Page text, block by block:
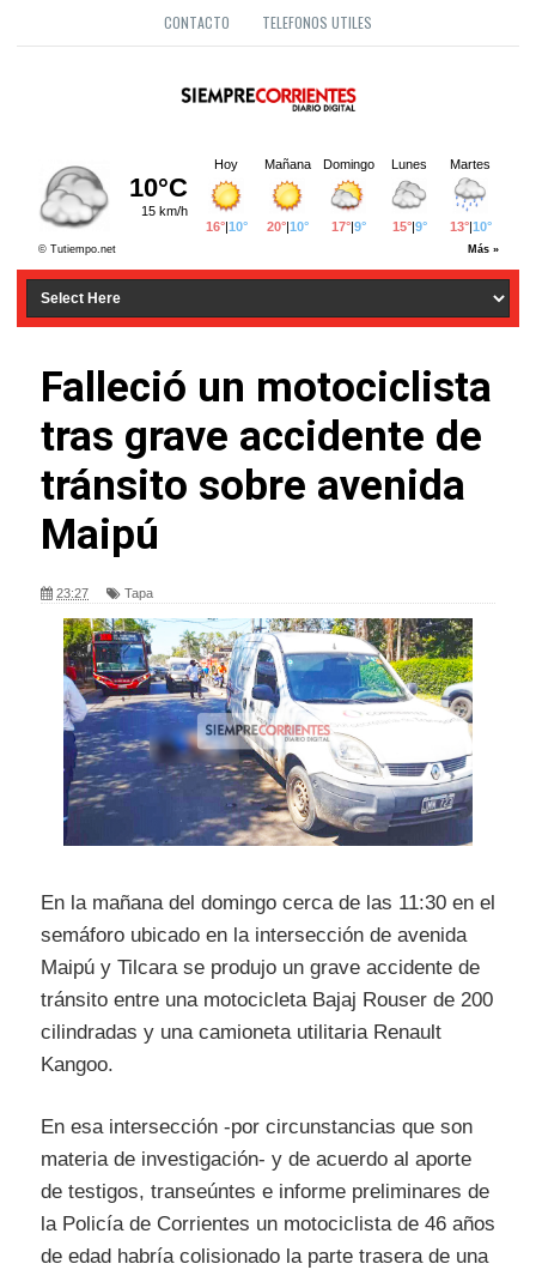
CONTACTO TELEFONOS UTILES
Falleció un motociclista
tras grave accidente de
tránsito sobre avenida
Maipú
23:27 Tapa
En la mañana del domingo cerca de las 11:30 en el
semáforo ubicado en la intersección de avenida
Maipú y Tilcara se produjo un grave accidente de
tránsito entre una motocicleta Bajaj Rouser de 200
cilindradas y una camioneta utilitaria Renault
Kangoo.
En esa intersección -por circunstancias que son
materia de investigación- y de acuerdo al aporte
de testigos, transeúntes e informe preliminares de
la Policía de Corrientes un motociclista de 46 años
de edad habría colisionado la parte trasera de una